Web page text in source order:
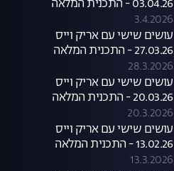
03.04.26 - התכנית המלאה
3.4.2026
עושים שישי עם אריק וייס
27.03.26 - התכנית המלאה
28.3.2026
עושים שישי עם אריק וייס
20.03.26 - התכנית המלאה
20.3.2026
עושים שישי עם אריק וייס
13.02.26 - התכנית המלאה
13.3.2026